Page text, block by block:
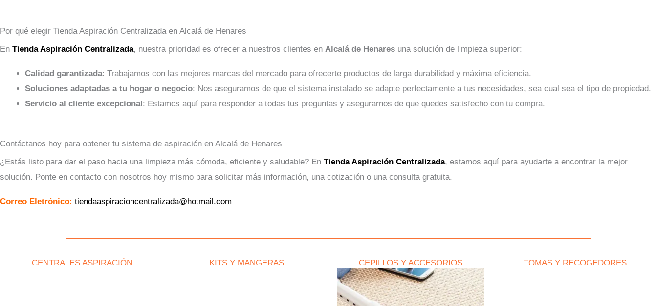
Por qué elegir Tienda Aspiración Centralizada en Alcalá de Henares
En Tienda Aspiración Centralizada, nuestra prioridad es ofrecer a nuestros clientes en Alcalá de Henares una solución de limpieza superior:
Calidad garantizada: Trabajamos con las mejores marcas del mercado para ofrecerte productos de larga durabilidad y máxima eficiencia.
Soluciones adaptadas a tu hogar o negocio: Nos aseguramos de que el sistema instalado se adapte perfectamente a tus necesidades, sea cual sea el tipo de propiedad.
Servicio al cliente excepcional : Estamos aquí para responder a todas tus preguntas y asegurarnos de que quedes satisfecho con tu compra.
Contáctanos hoy para obtener tu sistema de aspiración en Alcalá de Henares
¿Estás listo para dar el paso hacia una limpieza más cómoda, eficiente y saludable? En Tienda Aspiración Centralizada, estamos aquí para ayudarte a encontrar la mejor
solución. Ponte en contacto con nosotros hoy mismo para solicitar más información, una cotización o una consulta gratuita.
Correo Eletrónico: tiendaaspiracioncentralizada@hotmail.com
CENTRALES ASPIRACIÓN KITS Y MANGERAS CEPILLOS Y ACCESORIOS TOMAS Y RECOGEDORES